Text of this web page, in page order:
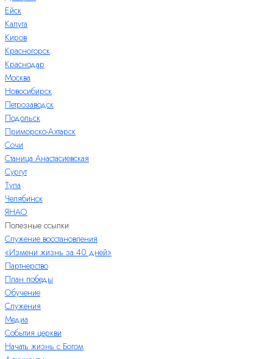
Ейск
Калуга
Киров
Красногорск
Краснодар
Москва
Новосибирск
Петрозаводск
Подольск
Приморско-Ахтарск
Сочи
Станица Анастасиевская
Сургут
Тула
Челябинск
ЯНАО
Полезные ссылки
Служение восстановления
«Измени жизнь за 40 дней»
Партнерство
План победы
Обучение
Служения
Медиа
События церкви
Начать жизнь с Богом